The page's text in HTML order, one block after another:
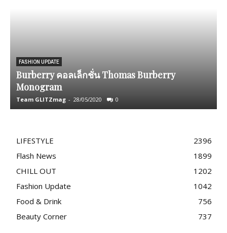
FASHION UPDATE
Burberry คอลเล็กชั่น Thomas Burberry
Monogram
Team GLITZmag - 28/05/2020 0
LIFESTYLE
2396
Flash News
1899
CHILL OUT
1202
Fashion Update
1042
Food & Drink
756
Beauty Corner
737